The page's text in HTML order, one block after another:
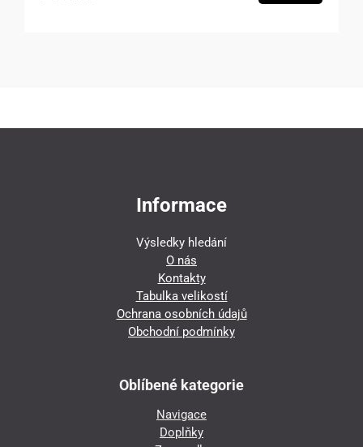
Informace
Výsledky hledání
O nás
Kontakty
Tabulka velikostí
Ochrana osobních údajů
Obchodní podmínky
Oblíbené kategorie
Navigace
Doplňky